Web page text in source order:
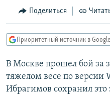
Вернутся
главной
навигации
Вернутся
поиску
МНЕНИЯ
IDEL.РЕАЛИИ
КАВКАЗ.РЕАЛИИ
СЕВЕР.РЕАЛИИ
Поделиться
Приоритетный источник в Google
В Москве прошел бой за
тяжелом весе по версии
Ибрагимов сохранил это